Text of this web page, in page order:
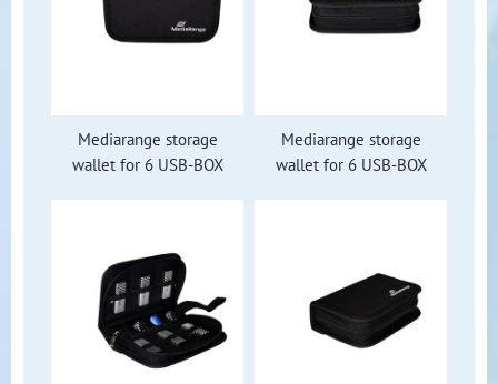
Mediarange storage
wallet for 6 USB-BOX
Mediarange storage
wallet for 6 USB-BOX